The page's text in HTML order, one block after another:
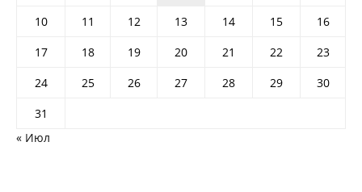
10
11 12 13 14 15
16
17
18 19 20 21 22
23
24
25 26 27 28 29
30
31
« Июл